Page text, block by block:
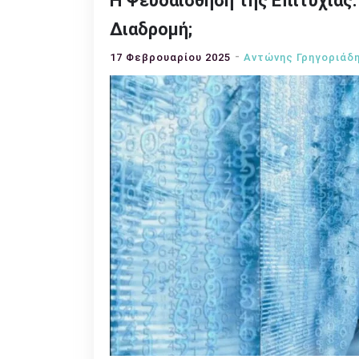
Διαδρομή;
17 Φεβρουαρίου 2025 Αντώνης